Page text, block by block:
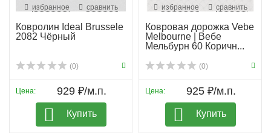
избранное сравнить
Ковролин Ideal Brussele
2082 Чёрный
(0)
Цена: 929 ₽/м.п.
Купить
избранное сравнить
Ковровая дорожка Vebe
Melbourne | Вебе
Мельбурн 60 Коричн...
(0)
Цена: 925 ₽/м.п.
Купить